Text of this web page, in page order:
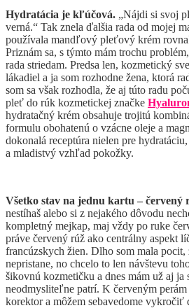
Hydratácia je kľúčová. „Nájdi si svoj
verná.“ Tak znela ďalšia rada od mojej
používala mandľový pleťový krém
Priznám sa, s týmto mám trochu
rada striedam. Predsa len, kozmetický
lákadiel a ja som rozhodne žena, ktorá
som sa však rozhodla, že aj túto radu
pleť do rúk kozmetickej značke
hydratačný krém obsahuje trojitú
formulu obohatenú o vzácne oleje a
dokonalá receptúra nielen pre
a mladistvý vzhľad pokožky.
Všetko stav na jednu kartu – červený
nestíhaš alebo si z nejakého dôvodu
kompletný mejkap, maj vždy po ruke
práve červený rúž ako centrálny aspekt
francúzskych žien. Dlho som mala pocit,
nepristane, no chcelo to len návštevu
šikovnú kozmetičku a dnes mám už aj
neodmysliteľne patrí. K červeným
korektor a môžem sebavedome vykročiť